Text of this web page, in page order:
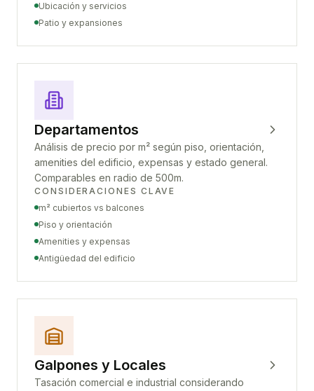
Ubicación y servicios
Patio y expansiones
Departamentos
Análisis de precio por m² según piso, orientación,
amenities del edificio, expensas y estado general.
Comparables en radio de 500m.
CONSIDERACIONES CLAVE
m² cubiertos vs balcones
Piso y orientación
Amenities y expensas
Antigüedad del edificio
Galpones y Locales
Tasación comercial e industrial considerando